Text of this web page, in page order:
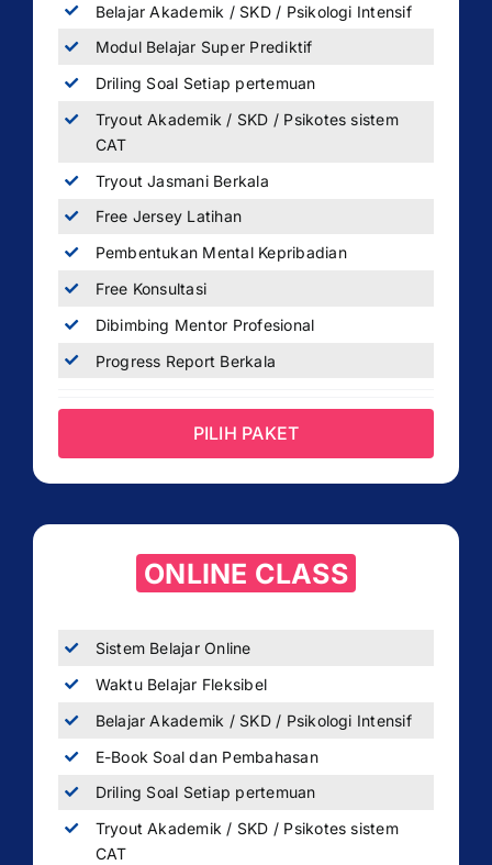
Belajar Akademik / SKD / Psikologi Intensif
Modul Belajar Super Prediktif
Driling Soal Setiap pertemuan
Tryout Akademik / SKD / Psikotes sistem
CAT
Tryout Jasmani Berkala
Free Jersey Latihan
Pembentukan Mental Kepribadian
Free Konsultasi
Dibimbing Mentor Profesional
Progress Report Berkala
PILIH PAKET
ONLINE CLASS
Sistem Belajar Online
Waktu Belajar Fleksibel
Belajar Akademik / SKD / Psikologi Intensif
E-Book Soal dan Pembahasan
Driling Soal Setiap pertemuan
Tryout Akademik / SKD / Psikotes sistem
CAT